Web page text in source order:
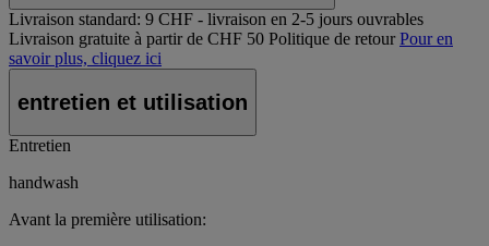
Livraison standard: 9 CHF - livraison en 2-5 jours ouvrables
Livraison gratuite à partir de CHF 50 Politique de retour Pour en
savoir plus, cliquez ici
entretien et utilisation
Entretien
handwash
Avant la première utilisation: